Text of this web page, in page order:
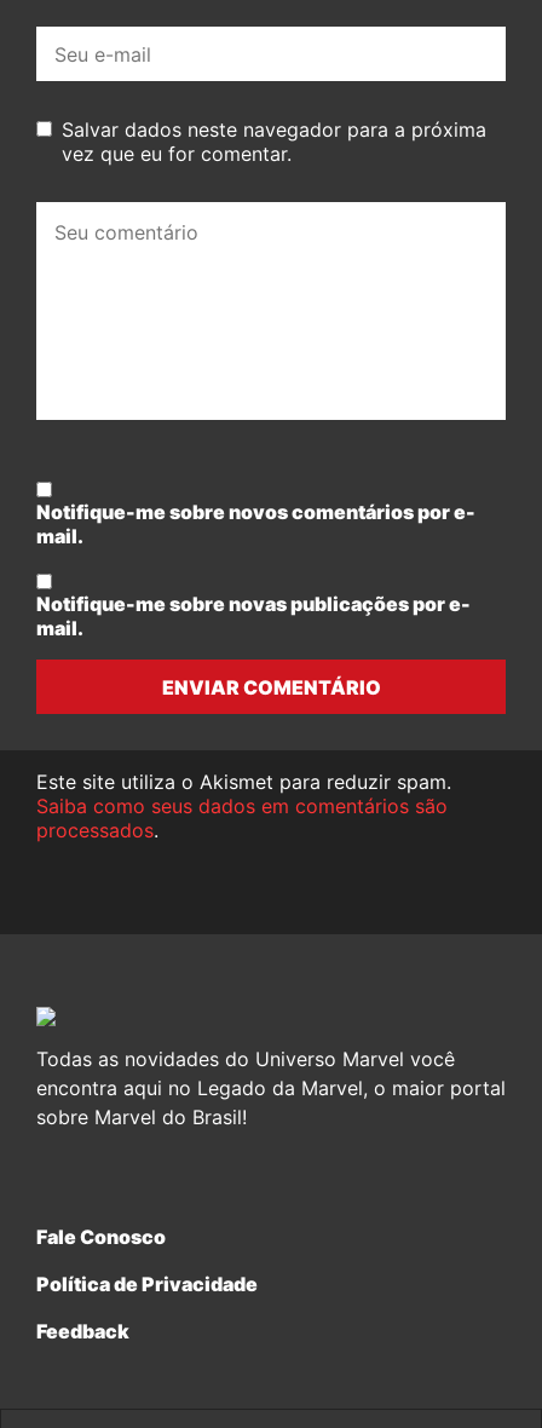
mail:
Salvar dados neste navegador para a próxima
vez que eu for comentar.
comentário:
Notifique-me sobre novos comentários por e-
mail.
Notifique-me sobre novas publicações por e-
mail.
ENVIAR COMENTÁRIO
Este site utiliza o Akismet para reduzir spam.
Saiba como seus dados em comentários são
processados.
Todas as novidades do Universo Marvel você
encontra aqui no Legado da Marvel, o maior portal
sobre Marvel do Brasil!
Fale Conosco
Política de Privacidade
Feedback